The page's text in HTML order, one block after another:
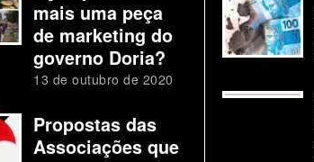
mais uma peça
de marketing do
governo Doria?
13 de outubro de 2020
Propostas das
Associações que